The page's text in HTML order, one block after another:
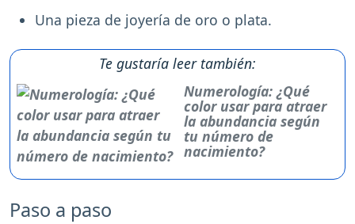
Una pieza de joyería de oro o plata.
Te gustaría leer también:
Numerología: ¿Qué
color usar para atraer
la abundancia según
tu número de
nacimiento?
Paso a paso